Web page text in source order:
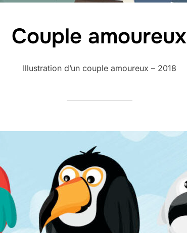
Couple amoureux
Illustration d’un couple amoureux – 2018